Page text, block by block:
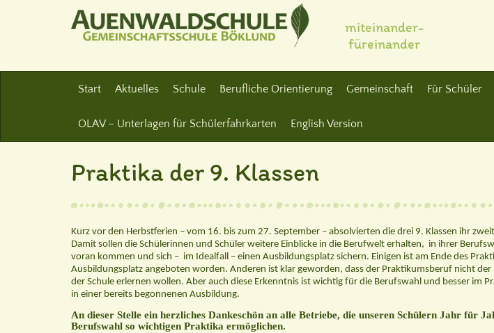
miteinander-
füreinander
Start Aktuelles Schule Berufliche Orientierung Gemeinschaft Für Schüler
OLAV – Unterlagen für Schülerfahrkarten English Version
Praktika der 9. Klassen
Kurz vor den Herbstferien – vom 16. bis zum 27. September – absolvierten die drei 9. Klassen ihr
Damit sollen die Schülerinnen und Schüler weitere Einblicke in die Berufwelt erhalten, in ihrer
voran kommen und sich – im Idealfall – einen Ausbildungsplatz sichern. Einigen ist am Ende des
Ausbildungsplatz angeboten worden. Anderen ist klar geworden, dass der Praktikumsberuf nicht der
der Schule erlernen wollen. Aber auch diese Erkenntnis ist wichtig für die Berufswahl und besser im
in einer bereits begonnenen Ausbildung.
An dieser Stelle ein herzliches Dankeschön an alle Betriebe, die unseren Schülern Jahr für
Berufswahl so wichtigen Praktika ermöglichen.